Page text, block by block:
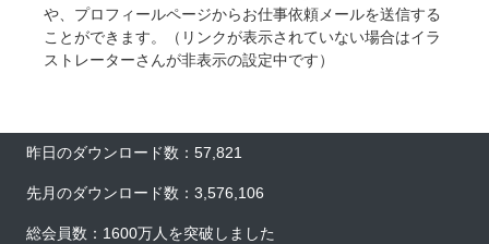
や、プロフィールページからお仕事依頼メールを送信する
ことができます。（リンクが表示されていない場合はイラ
ストレーターさんが非表示の設定中です）
昨日のダウンロード数：57,821
先月のダウンロード数：3,576,106
総会員数：1600万人を突破しました